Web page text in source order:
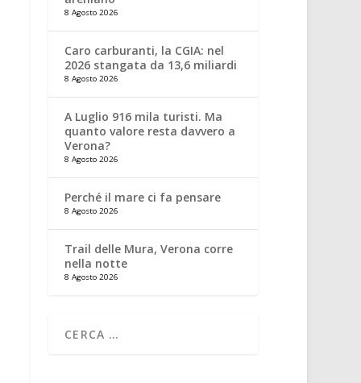
8 Agosto 2026
Caro carburanti, la CGIA: nel
2026 stangata da 13,6 miliardi
8 Agosto 2026
A Luglio 916 mila turisti. Ma
quanto valore resta davvero a
Verona?
8 Agosto 2026
Perché il mare ci fa pensare
8 Agosto 2026
Trail delle Mura, Verona corre
nella notte
8 Agosto 2026